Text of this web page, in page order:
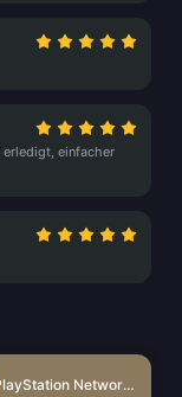
einfacher
PlayStation Network Card (HK)